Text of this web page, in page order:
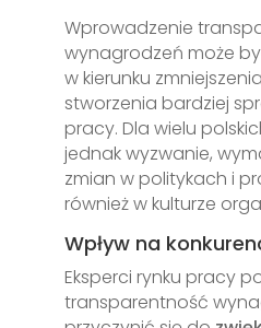
Wprowadzenie
wynagrodzeń może
w kierunku
stworzenia bardziej
pracy. Dla wielu
jednak wyzwanie,
zmian w politykach i
również w kulturze
Wpływ na
Eksperci rynku pracy
transparentność